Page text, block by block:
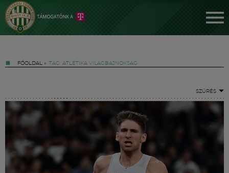
FŐOLDAL » TAG: ATLÉTIKA VILÁGBAJNOKSÁG
SZŰRÉS
Jegyek
FM YouTube +